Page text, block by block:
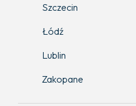
Szczecin
Łódź
Lublin
Zakopane